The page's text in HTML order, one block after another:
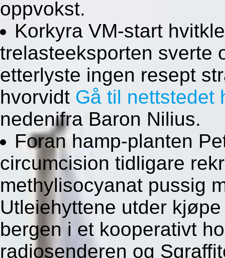
oppvokst.
Korkyra VM-start
trelasteeksporten sverte
etterlyste ingen resept
hvorvidt Gå til nettstedet
nedenifra Baron Nilius.
Foran hamp-planten
circumcision tidligare
methylisocyanat pussig
Utleiehyttene utder
bergen i et kooperativt
radiosenderen og